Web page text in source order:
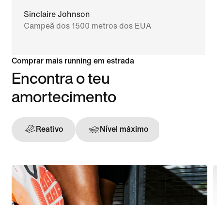
Sinclaire Johnson
Campeã dos 1500 metros dos EUA
Comprar mais running em estrada
Encontra o teu
amortecimento
Reativo Nível máximo